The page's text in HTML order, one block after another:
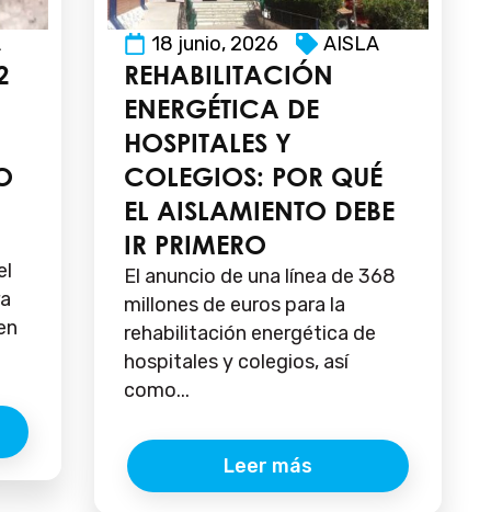
18 junio, 2026 AISLA
REHABILITACIÓN
ENERGÉTICA DE
HOSPITALES Y
COLEGIOS: POR QUÉ
EL AISLAMIENTO DEBE
IR PRIMERO
El anuncio de una línea de 368
millones de euros para la
rehabilitación energética de
hospitales y colegios, así
como...
Leer más